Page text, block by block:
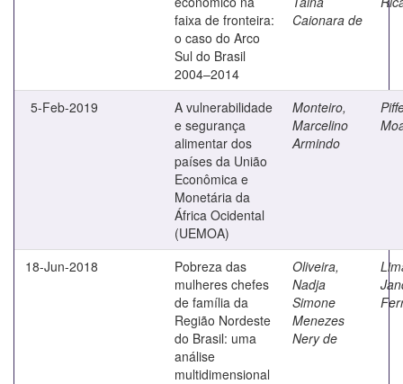
faixa de fronteira:
o caso do Arco
Sul do Brasil
2004–2014
Caionara de
5-Feb-2019
A vulnerabilidade
e segurança
alimentar dos
países da União
Econômica e
Monetária da
África Ocidental
(UEMOA)
Monteiro,
Marcelino
Armindo
18-Jun-2018
Pobreza das
mulheres chefes
de família da
Região Nordeste
do Brasil: uma
análise
multidimensional
Oliveira,
Nadja
Simone
Menezes
Nery de